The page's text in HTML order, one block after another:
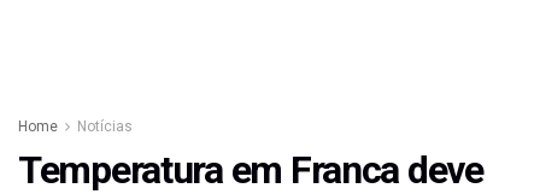
Home Notícias
Temperatura em Franca deve